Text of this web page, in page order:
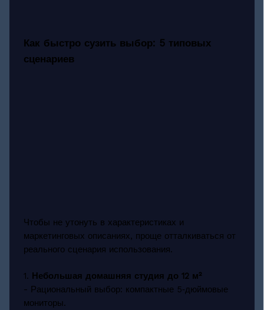
Как быстро сузить выбор: 5 типовых
сценариев
Чтобы не утонуть в характеристиках и
маркетинговых описаниях, проще отталкиваться от
реального сценария использования.
1. Небольшая домашняя студия до 12 м²
- Рациональный выбор: компактные 5‑дюймовые
мониторы.